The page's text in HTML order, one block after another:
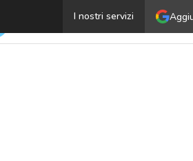
I nostri servizi
Nasce la piattaforma di e-